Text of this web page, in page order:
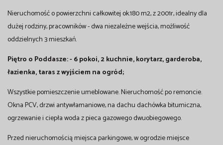
Nieruchomość o powierzchni całkowitej ok.180 m2, z 2001r, idealny dla
dużej rodziny, pracowników - dwa niezależne wejścia, możliwość
oddzielnych 3 mieszkań.
Piętro o Poddasze: - 6 pokoi, 2 kuchnie, korytarz, garderoba,
łazienka, taras z wyjściem na ogród;
Wszystkie pomieszczenie umeblowane. Nieruchomość po remoncie.
Okna PCV, drzwi antywłamaniowe, na dachu dachówka bitumiczna,
ogrzewanie i ciepła woda z pieca gazowego dwuobiegowego.
Przed nieruchomością miejsca parkingowe, w ogrodzie miejsce